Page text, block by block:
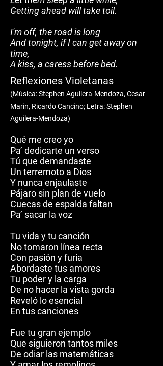
Getting ahead will take toil.
I'm off, the road is long
And tonight, if I can get away on
time,
A kiss, a caress before bed.
Reflexiones Violetanas
(Música: Stephen Aguilera-Mendoza, Cesar
Marin, Ricardo Cancino; Letra: Stephen
Aguilera-Mendoza)
Qué me creo yo
Pa’ dedicarte un verso
Tú que demandaste
Un terremoto a Dios
Y nunca enjaulaste
Pájaro sin plan de vuelo
Cuecas de espalda faltan
Pa’ sacar la voz
Tu vida y tu canción
No tomaron línea recta
Con pasión y furia
Abordaste tus amores
Tu poder y la carga
De no hacer la vista gorda
Reveló lo esencial
En tus canciones
Fue tu gran ejemplo
Que siguieron tantos miles
De odiar las matemáticas